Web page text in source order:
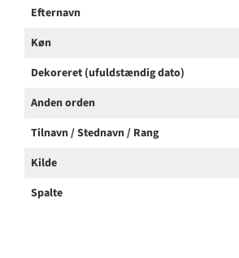
Efternavn
Køn
Dekoreret (ufuldstændig dato)
Anden orden
Tilnavn / Stednavn / Rang
Kilde
Spalte